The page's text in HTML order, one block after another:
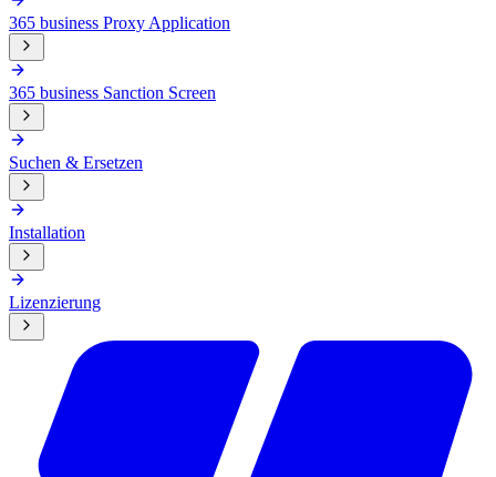
365 business Proxy Application
365 business Sanction Screen
Suchen & Ersetzen
Installation
Lizenzierung